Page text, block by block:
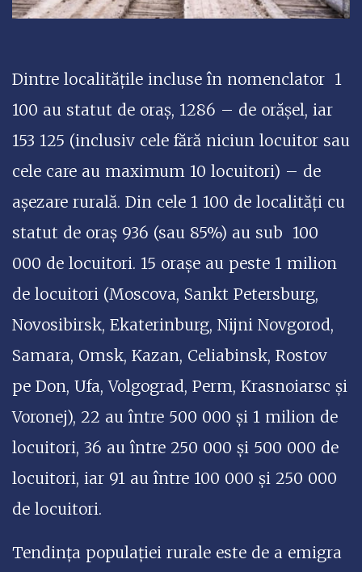
Dintre localitățile incluse în nomenclator 1
100 au statut de oraș, 1286 – de orășel, iar
153 125 (inclusiv cele fără niciun locuitor sau
cele care au maximum 10 locuitori) – de
așezare rurală. Din cele 1 100 de localități cu
statut de oraș 936 (sau 85%) au sub 100
000 de locuitori. 15 orașe au peste 1 milion
de locuitori (Moscova, Sankt Petersburg,
Novosibirsk, Ekaterinburg, Nijni Novgorod,
Samara, Omsk, Kazan, Celiabinsk, Rostov
pe Don, Ufa, Volgograd, Perm, Krasnoiarsc și
Voronej), 22 au între 500 000 și 1 milion de
locuitori, 36 au între 250 000 și 500 000 de
locuitori, iar 91 au între 100 000 și 250 000
de locuitori.
Tendința populației rurale este de a emigra